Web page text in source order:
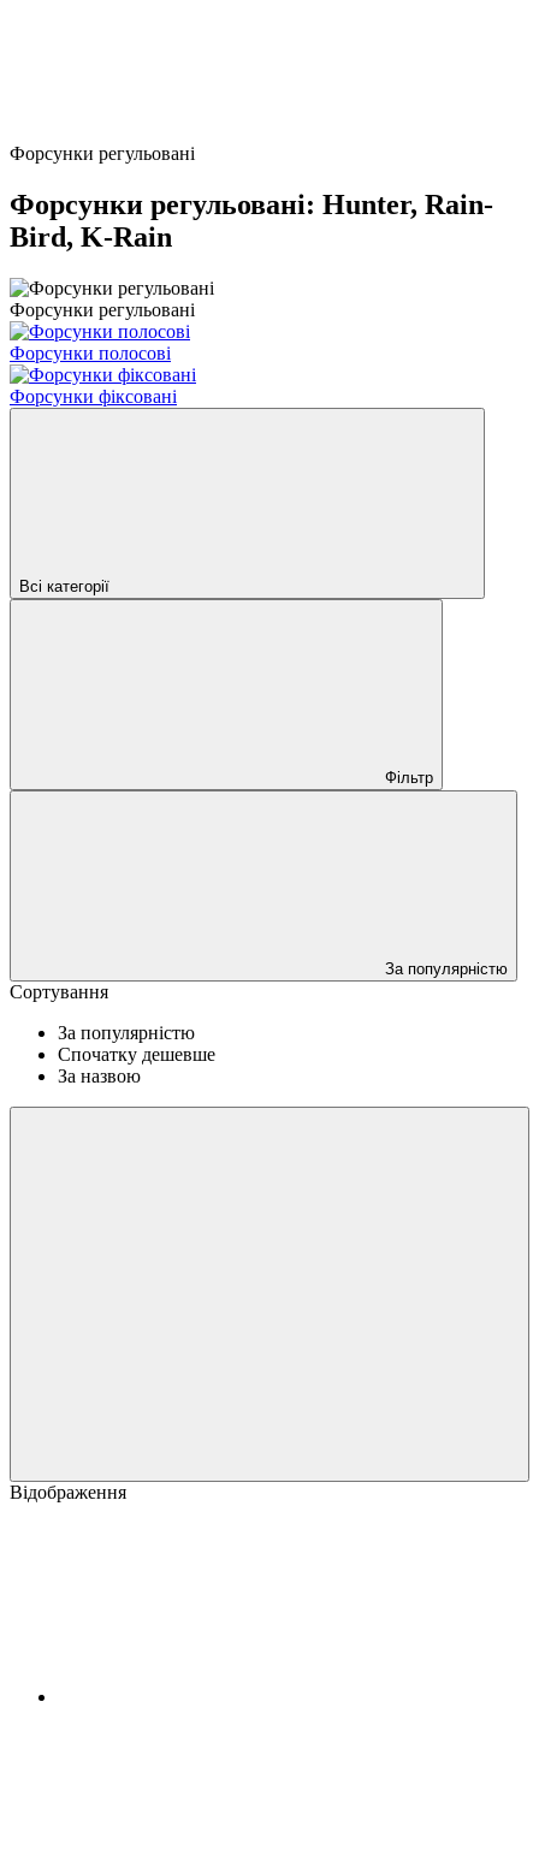
Форсунки регульовані
Форсунки регульовані: Hunter, Rain-
Bird, K-Rain
Форсунки регульовані
Форсунки полосові
Форсунки фіксовані
Всі категорії
Фільтр
За популярністю
Сортування
За популярністю
Спочатку дешевше
За назвою
Відображення